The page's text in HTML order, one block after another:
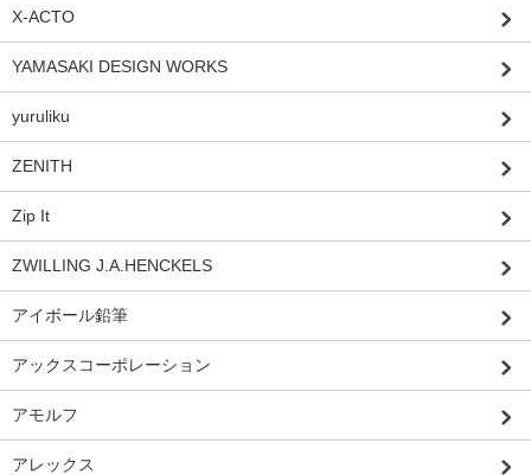
X-ACTO
YAMASAKI DESIGN WORKS
yuruliku
ZENITH
Zip It
ZWILLING J.A.HENCKELS
アイボール鉛筆
アックスコーポレーション
アモルフ
アレックス